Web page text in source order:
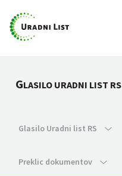
GLASILO URADNI LIST RS
Glasilo Uradni list RS
Preklic dokumentov